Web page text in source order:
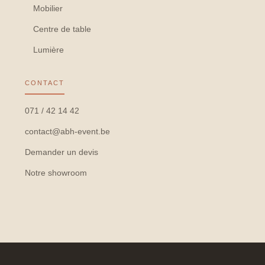
Mobilier
Centre de table
Lumière
CONTACT
071 / 42 14 42
contact@abh-event.be
Demander un devis
Notre showroom